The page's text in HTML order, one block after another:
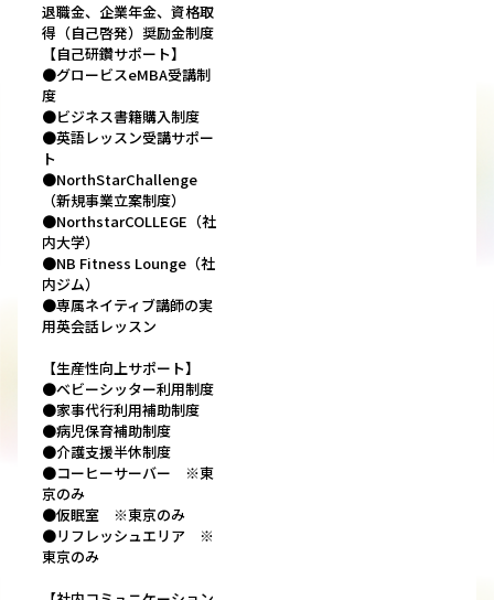
退職金、企業年金、資格取
得（自己啓発）奨励金制度
【自己研鑽サポート】
●グロービスeMBA受講制
度
●ビジネス書籍購入制度
●英語レッスン受講サポー
ト
●NorthStarChallenge
（新規事業立案制度）
●NorthstarCOLLEGE（社
内大学）
●NB Fitness Lounge（社
内ジム）
●専属ネイティブ講師の実
用英会話レッスン
【生産性向上サポート】
●ベビーシッター利用制度
●家事代行利用補助制度
●病児保育補助制度
●介護支援半休制度
●コーヒーサーバー ※東
京のみ
●仮眠室 ※東京のみ
●リフレッシュエリア ※
東京のみ